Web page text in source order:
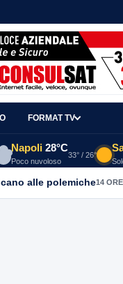
FORMAT TV
Napoli 28°C
Poco nuvoloso
33° / 26°
alle polemiche14